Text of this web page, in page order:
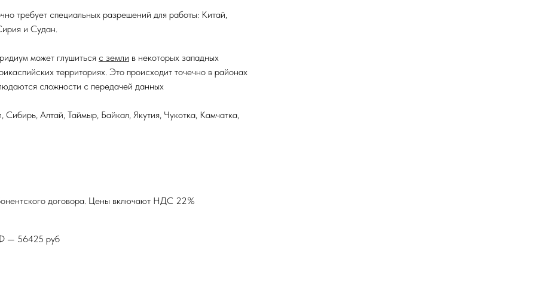
требует специальных разрешений для работы: Китай,
и Судан.
может глушиться с земли в некоторых западных
территориях. Это происходит точечно в районах
сложности с передачей данных
Сибирь, Алтай, Таймыр, Байкал, Якутия, Чукотка, Камчатка,
договора. Цены включают НДС 22%
— 56425 руб